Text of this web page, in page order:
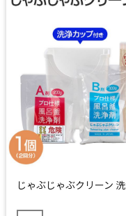
じゃぶじゃぶクリーン